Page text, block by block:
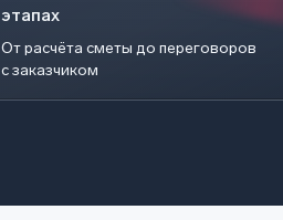
этапах
От расчёта сметы до переговоров
с заказчиком